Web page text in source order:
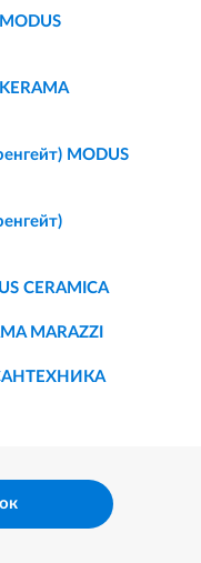
MODUS
CERAMICA
MARAZZI